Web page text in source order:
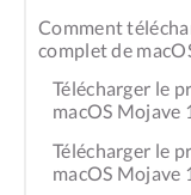
Comment
complet de
Télécharger le
macOS Mojave
Télécharger le
macOS Mojave